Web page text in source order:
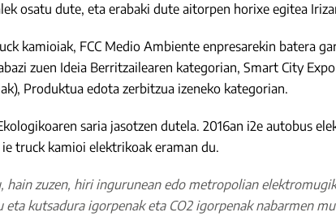
osatu dute, eta erabaki dute aitorpen horixe egitea
kamioiak, FCC Medio Ambiente enpresarekin batera
zuen Ideia Berritzailearen kategorian, Smart City
Produktua edota zerbitzua izeneko kategorian.
saria jasotzen dutela. 2016an i2e autobus
truck kamioi elektrikoak eraman du.
hain zuzen, hiri ingurunean edo metropolian
kutsadura igorpenak eta CO2 igorpenak nabarmen